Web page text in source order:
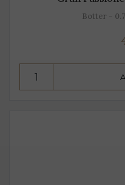
Botter -